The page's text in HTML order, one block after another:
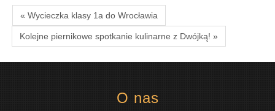
« Wycieczka klasy 1a do Wrocławia
Kolejne piernikowe spotkanie kulinarne z Dwójką! »
O nas